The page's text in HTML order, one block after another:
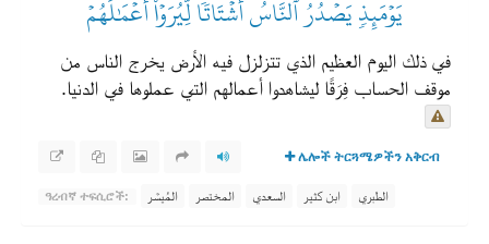
يَوۡمَئِذٖ يَصۡدُرُ ٱلنَّاسُ أَشۡتَاتٗا لِّيُرَوۡاْ أَعۡمَٰلَهُمۡ
في ذلك اليوم العظيم الذي تتزلزل فيه الأرض يخرج الناس من
موقف الحساب فِرَقًا ليشاهدوا أعمالهم التي عملوها في الدنيا.
ሌሎች ትርጓሜዎችን አቅርብ
ዓረብኛ ተፍሲሮች: المُيسَّر المختصر السعدي ابن كثير الطبري